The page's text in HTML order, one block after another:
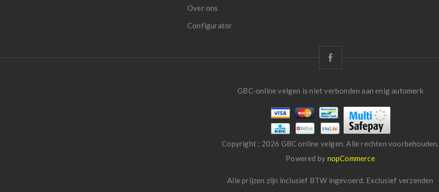
Over ons
Configurator
GBC-online velgen is niet verbonden aan enig automerk
Copyright ; 2026 GBC online velgen. Alle rechten voorbehouden.
Powered by nopCommerce
Alle prijzen zijn inclusief BTW ingevoerd. Exclusief verzenden